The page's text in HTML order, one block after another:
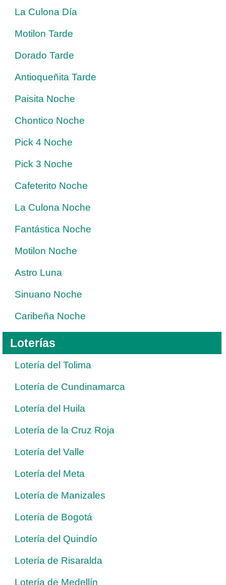
La Culona Día
Motilon Tarde
Dorado Tarde
Antioqueñita Tarde
Paisita Noche
Chontico Noche
Pick 4 Noche
Pick 3 Noche
Cafeterito Noche
La Culona Noche
Fantástica Noche
Motilon Noche
Astro Luna
Sinuano Noche
Caribeña Noche
Loterías
Lotería del Tolima
Lotería de Cundinamarca
Lotería del Huila
Lotería de la Cruz Roja
Lotería del Valle
Lotería del Meta
Lotería de Manizales
Lotería de Bogotá
Lotería del Quindío
Lotería de Risaralda
Lotería de Medellín